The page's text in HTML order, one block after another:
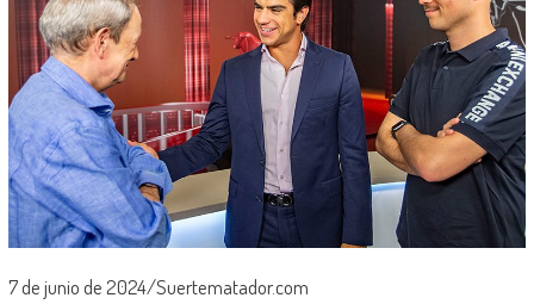
7 de junio de 2024/Suertematador.com